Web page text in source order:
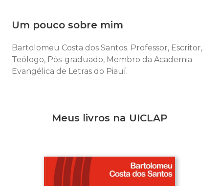
Um pouco sobre mim
Bartolomeu Costa dos Santos. Professor, Escritor,
Teólogo, Pós-graduado, Membro da Academia
Evangélica de Letras do Piauí.
Meus livros na UICLAP